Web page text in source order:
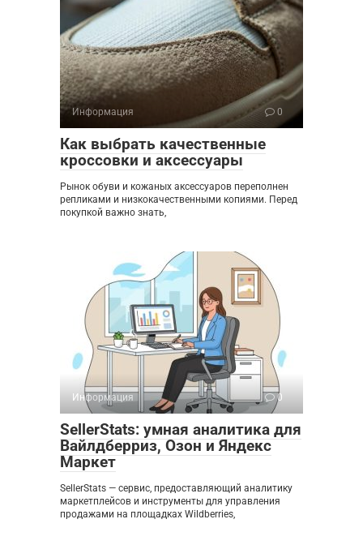
Информация 0
Как выбрать качественные
кроссовки и аксессуары
Рынок обуви и кожаных аксессуаров переполнен
репликами и низкокачественными копиями. Перед
покупкой важно знать,
Информация 0
SellerStats: умная аналитика для
Вайлдберриз, Озон и Яндекс
Маркет
SellerStats — сервис, предоставляющий аналитику
маркетплейсов и инструменты для управления
продажами на площадках Wildberries,